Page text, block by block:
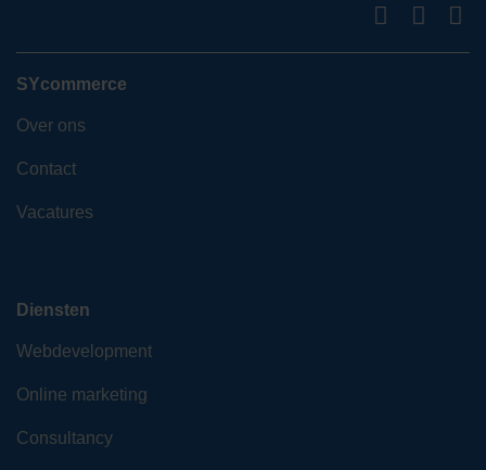
SYcommerce
Over ons
Contact
Vacatures
Diensten
Webdevelopment
Online marketing
Consultancy